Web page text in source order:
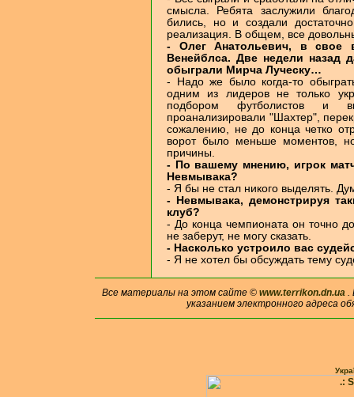
смысла. Ребята заслужили
бились, но и создали
реализация. В общем, все
- Олег Анатольевич, в
Венейблса. Две недели
обыграли Мирча Луческу…
- Надо же было когда-то
одним из лидеров не только
подбором футболистов и
проанализировали "Шахтер",
сожалению, не до конца четко
ворот было меньше моментов,
причины.
- По вашему мнению, игрок
Невмывака?
- Я бы не стал никого выделять.
- Невмывака, демонстрируя
клуб?
- До конца чемпионата он точно
не заберут, не могу сказать.
- Насколько устроило вас
- Я не хотел бы обсуждать тему
Все материалы на этом сайте © www.terrikon.dn.ua.
указанием электронного адреса